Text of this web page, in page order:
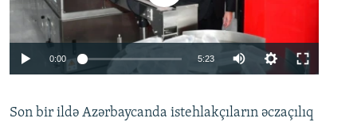
0:00 5:23
360p
Son bir ildə Azərbaycanda istehlakçıların əczaçılıq